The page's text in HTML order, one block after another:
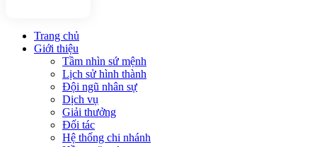
Trang chủ
Giới thiệu
Tầm nhìn sứ mệnh
Lịch sử hình thành
Đội ngũ nhân sự
Dịch vụ
Giải thưởng
Đối tác
Hệ thống chi nhánh